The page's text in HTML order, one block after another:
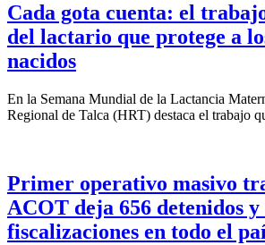
Cada gota cuenta: el
del lactario que protege a
nacidos
En la Semana Mundial de la Lactancia
Regional de Talca (HRT) destaca el trabajo
Primer operativo masivo
ACOT deja 656 detenidos y
fiscalizaciones en todo el